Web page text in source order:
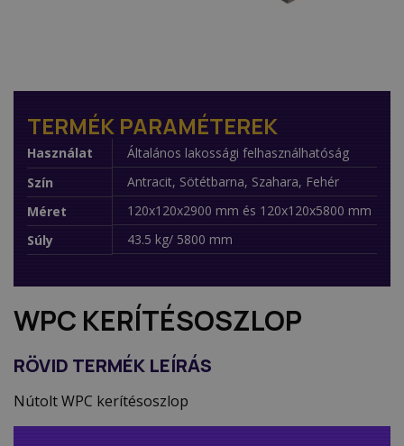
TERMÉK PARAMÉTEREK
Használat
Általános lakossági felhasználhatóság
Szín
Antracit, Sötétbarna, Szahara, Fehér
Méret
120x120x2900 mm és 120x120x5800 mm
Súly
43.5 kg/ 5800 mm
WPC KERÍTÉSOSZLOP
RÖVID TERMÉK LEÍRÁS
Nútolt WPC kerítésoszlop